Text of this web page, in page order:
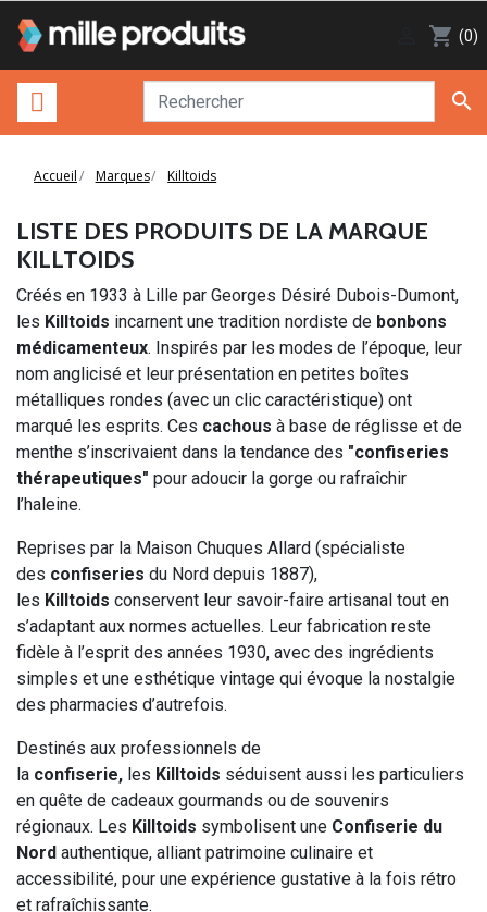
shopping_cart (0)

Accueil Marques Killtoids
LISTE DES PRODUITS DE LA MARQUE
KILLTOIDS
Créés en 1933 à Lille par Georges Désiré Dubois-Dumont,
les Killtoids incarnent une tradition nordiste de bonbons
médicamenteux. Inspirés par les modes de l’époque, leur
nom anglicisé et leur présentation en petites boîtes
métalliques rondes (avec un clic caractéristique) ont
marqué les esprits. Ces cachous à base de réglisse et de
menthe s’inscrivaient dans la tendance des "confiseries
thérapeutiques" pour adoucir la gorge ou rafraîchir
l’haleine.
Reprises par la Maison Chuques Allard (spécialiste
des confiseries du Nord depuis 1887),
les Killtoids conservent leur savoir-faire artisanal tout en
s’adaptant aux normes actuelles. Leur fabrication reste
fidèle à l’esprit des années 1930, avec des ingrédients
simples et une esthétique vintage qui évoque la nostalgie
des pharmacies d’autrefois.
Destinés aux professionnels de
la confiserie, les Killtoids séduisent aussi les particuliers
en quête de cadeaux gourmands ou de souvenirs
régionaux. Les Killtoids symbolisent une Confiserie du
Nord authentique, alliant patrimoine culinaire et
accessibilité, pour une expérience gustative à la fois rétro
et rafraîchissante.